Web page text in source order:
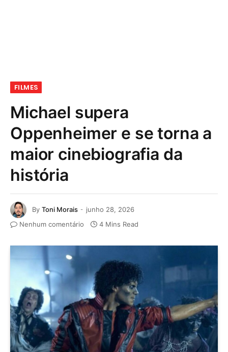
FILMES
Michael supera
Oppenheimer e se torna a
maior cinebiografia da
história
By Toni Morais
junho 28, 2026
Nenhum comentário
4 Mins Read